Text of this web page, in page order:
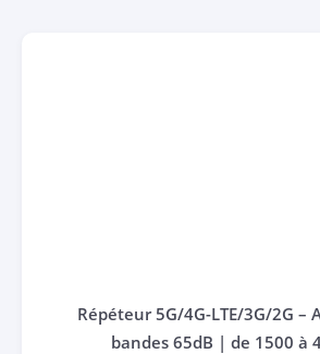
Répéteur 5G/4G-LTE/3G/2G –
bandes 65dB | de 1500 à